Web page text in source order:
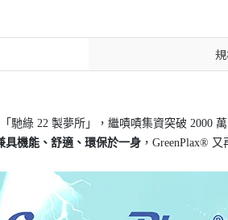
馳綠 22 製夢所」，繼嘖嘖集資突破 2000
具機能、舒適、環保於一身 ，GreenPlax®